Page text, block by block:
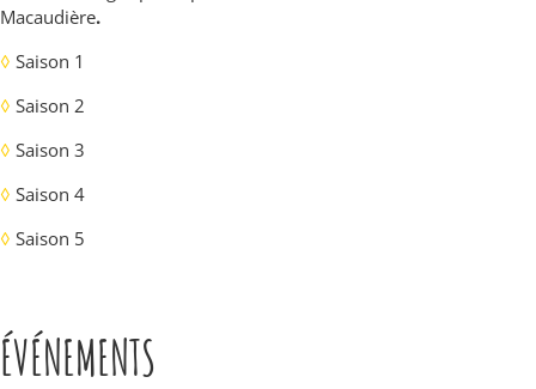
Macaudière.
◊ Saison 1
◊ Saison 2
◊ Saison 3
◊ Saison 4
◊ Saison 5
ÉVÉNEMENTS